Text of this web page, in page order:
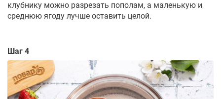
клубнику можно разрезать пополам, а маленькую и
среднюю ягоду лучше оставить целой.
Шаг 4